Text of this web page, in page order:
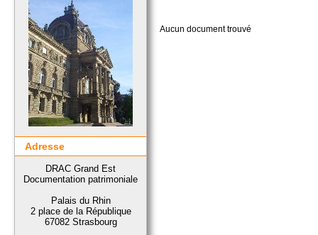
Aucun document trouvé
Adresse
DRAC Grand Est
Documentation patrimoniale
Palais du Rhin
2 place de la République
67082 Strasbourg